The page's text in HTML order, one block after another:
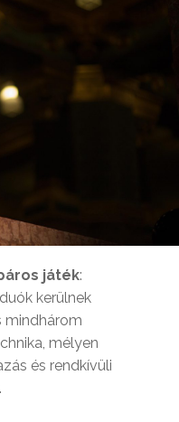
játék:
kerülnek
mindhárom
mélyen
és rendkívüli